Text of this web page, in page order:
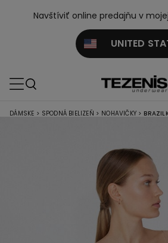
Navštíviť online predajňu v
UNITED
DÁMSKE > SPODNÁ BIELIZEŇ > NOHAVIČKY >